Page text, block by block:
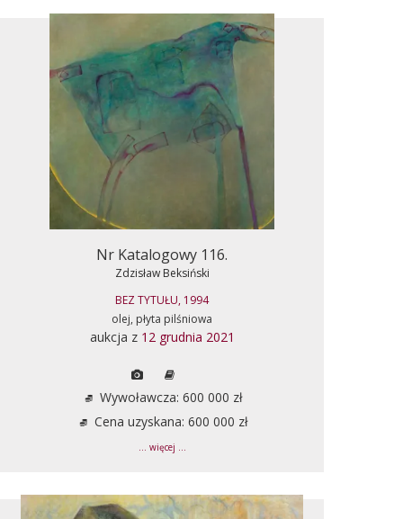
Nr Katalogowy 116.
Zdzisław Beksiński
BEZ TYTUŁU, 1994
olej, płyta pilśniowa
aukcja z 12 grudnia 2021
Wywoławcza: 600 000 zł
Cena uzyskana: 600 000 zł
... więcej ...